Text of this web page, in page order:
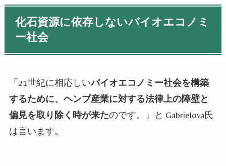
化石資源に依存しないバイオエコノミ
ー社会
「21世紀に相応しいバイオエコノミー社会を構築
するために、ヘンプ産業に対する法律上の障壁と
偏見を取り除く時が来たのです。」と Gabrielova氏
は言います。